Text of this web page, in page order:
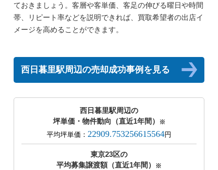
ておきましょう。客層や客単価、客足の伸びる曜日や時間
帯、リピート率などを説明できれば、買取希望者の出店イ
メージを高めることができます。
西日暮里駅周辺の売却成功事例を見る
西日暮里駅周辺の
坪単価・物件動向（直近1年間）
※
平均坪単価： 22909.753256615564円
東京23区の
平均募集譲渡額（直近1年間）
※